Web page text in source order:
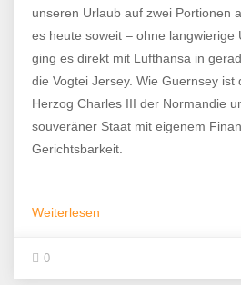
unseren Urlaub auf zwei Portionen
es heute soweit – ohne langwierige
ging es direkt mit Lufthansa in
die Vogtei Jersey. Wie Guernsey ist
Herzog Charles III der Normandie
souveräner Staat mit eigenem
Gerichtsbarkeit.
Weiterlesen
0